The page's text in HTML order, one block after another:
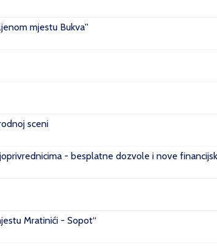
mjestu Bukva''
sceni
- besplatne dozvole i nove
Mratinići - Sopot“